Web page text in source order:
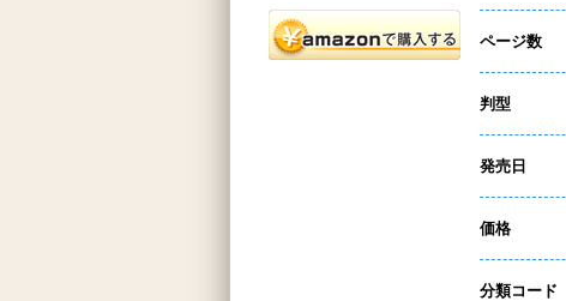
ページ数
判型
発売日
価格
分類コード